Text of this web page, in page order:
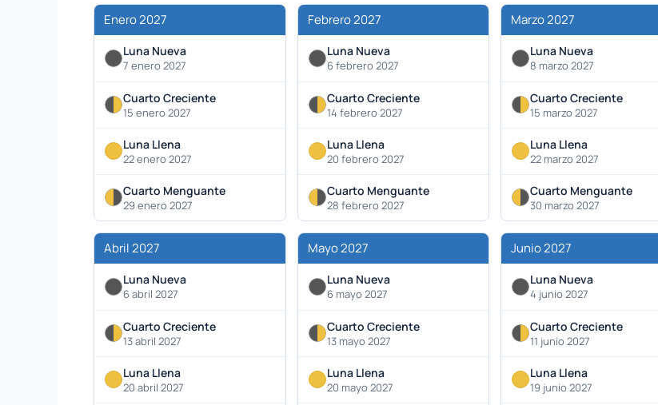
Enero 2027
Luna Nueva
7 enero 2027
Cuarto Creciente
15 enero 2027
Luna Llena
22 enero 2027
Cuarto Menguante
29 enero 2027
Febrero 2027
Luna Nueva
6 febrero 2027
Cuarto Creciente
14 febrero 2027
Luna Llena
20 febrero 2027
Cuarto Menguante
28 febrero 2027
Marzo 2027
Luna Nueva
8 marzo 2027
Cuarto Creciente
15 marzo 2027
Luna Llena
22 marzo 2027
Cuarto Menguante
30 marzo 2027
Abril 2027
Luna Nueva
6 abril 2027
Cuarto Creciente
13 abril 2027
Luna Llena
20 abril 2027
Mayo 2027
Luna Nueva
6 mayo 2027
Cuarto Creciente
13 mayo 2027
Luna Llena
20 mayo 2027
Junio 2027
Luna Nueva
4 junio 2027
Cuarto Creciente
11 junio 2027
Luna Llena
19 junio 2027